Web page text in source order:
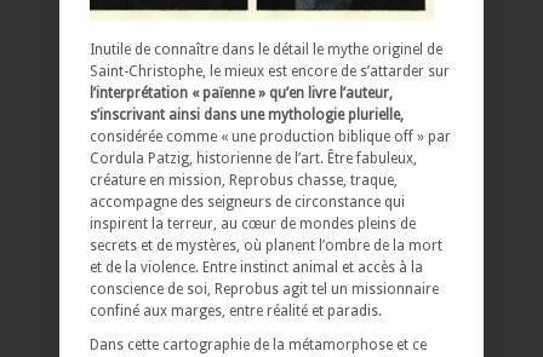
Inutile de connaître dans le détail le mythe originel de
Saint-Christophe, le mieux est encore de s’attarder sur
l’interprétation « païenne » qu’en livre l’auteur,
s’inscrivant ainsi dans une mythologie plurielle,
considérée comme « une production biblique off » par
Cordula Patzig, historienne de l’art. Être fabuleux,
créature en mission, Reprobus chasse, traque,
accompagne des seigneurs de circonstance qui
inspirent la terreur, au cœur de mondes pleins de
secrets et de mystères, où planent l’ombre de la mort
et de la violence. Entre instinct animal et accès à la
conscience de soi, Reprobus agit tel un missionnaire
confiné aux marges, entre réalité et paradis.
Dans cette cartographie de la métamorphose et ce